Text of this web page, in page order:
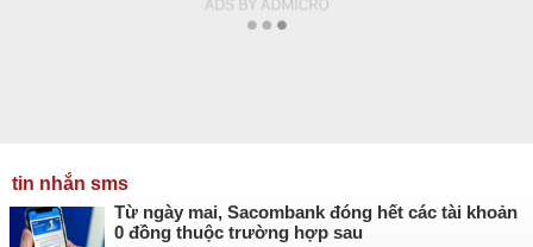
tin nhắn sms
Từ ngày mai, Sacombank đóng hết các tài khoản
0 đồng thuộc trường hợp sau